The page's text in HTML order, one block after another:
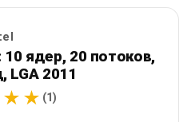
10 ядер, 20 потоков,
LGA 2011
(1)